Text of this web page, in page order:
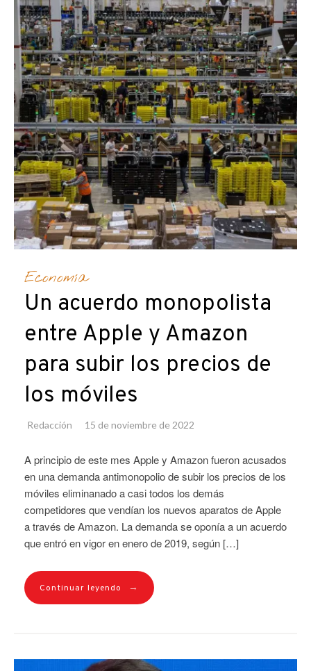
Economía
Un acuerdo monopolista
entre Apple y Amazon
para subir los precios de
los móviles
Redacción 15 de noviembre de 2022
A principio de este mes Apple y Amazon fueron acusados
en una demanda antimonopolio de subir los precios de los
móviles eliminanado a casi todos los demás
competidores que vendían los nuevos aparatos de Apple
a través de Amazon. La demanda se oponía a un acuerdo
que entró en vigor en enero de 2019, según […]
Continuar leyendo →